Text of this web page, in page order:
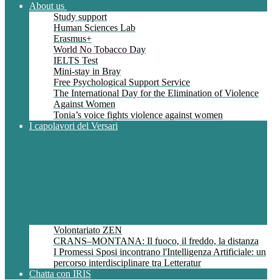
About us
Study support
Human Sciences Lab
Erasmus+
World No Tobacco Day
IELTS Test
Mini-stay in Bray
Free Psychological Support Service
The International Day for the Elimination of Violence
Against Women
Tonia’s voice fights violence against women
I capolavori del Versari
Volontariato ZEN
CRANS–MONTANA: Il fuoco, il freddo, la distanza
I Promessi Sposi incontrano l'Intelligenza Artificiale: un
percorso interdisciplinare tra Letteratur
Chatta con IRIS